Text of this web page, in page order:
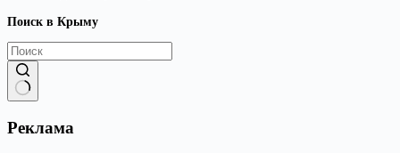
Поиск в Крыму
не
Реклама